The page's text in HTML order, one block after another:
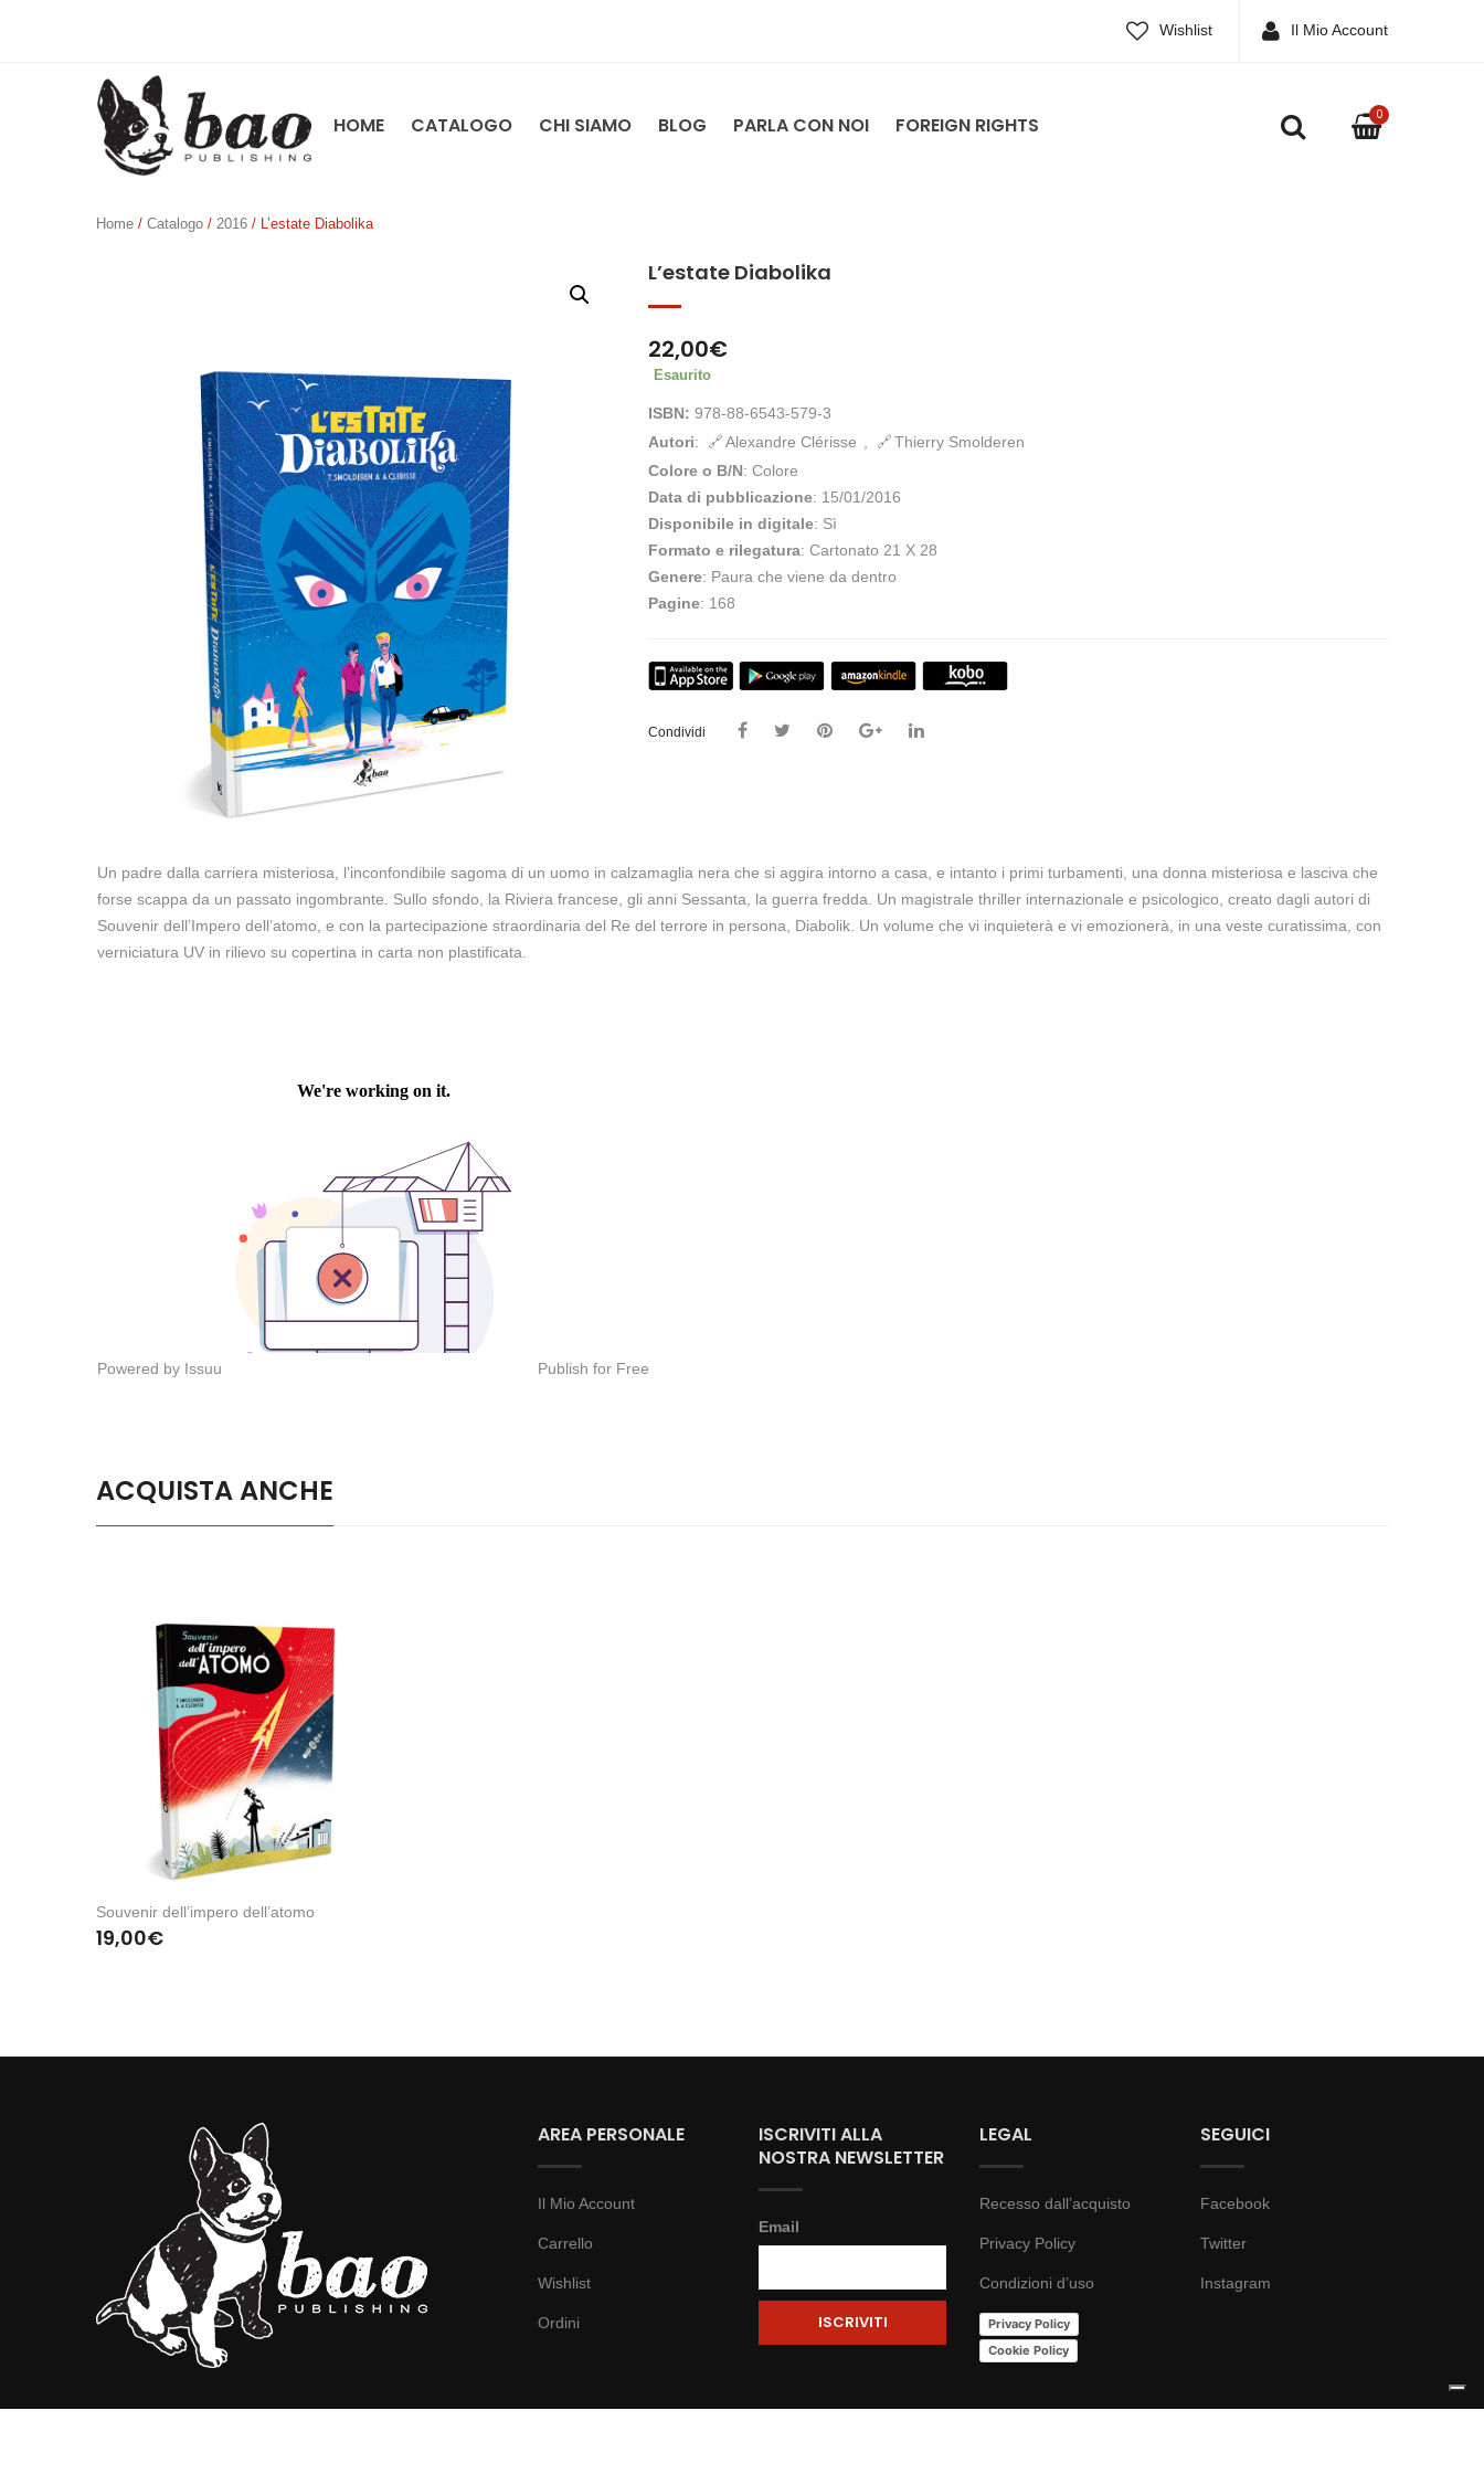
Wishlist Il Mio Account
HOME CATALOGO CHI SIAMO BLOG PARLA CON NOI FOREIGN RIGHTS 0
Home / Catalogo / 2016 / L’estate Diabolika
L’estate Diabolika
22,00€
Esaurito
ISBN: 978-88-6543-579-3
Autori: Alexandre Clérisse
Thierry Smolderen
Colore o B/N: Colore
Data di pubblicazione: 15/01/2016
Disponibile in digitale: Sì
Formato e rilegatura: Cartonato 21 X 28
Genere: Paura che viene da dentro
Pagine: 168
Condividi
Un padre dalla carriera misteriosa, l’inconfondibile sagoma di un uomo in calzamaglia nera che si aggira intorno a casa, e intanto i primi turbamenti, una donna misteriosa e lasciva che
forse scappa da un passato ingombrante. Sullo sfondo, la Riviera francese, gli anni Sessanta, la guerra fredda. Un magistrale thriller internazionale e psicologico, creato dagli autori di
Souvenir dell’Impero dell’atomo, e con la partecipazione straordinaria del Re del terrore in persona, Diabolik. Un volume che vi inquieterà e vi emozionerà, in una veste curatissima, con
verniciatura UV in rilievo su copertina in carta non plastificata.
Powered by Issuu Publish for Free
ACQUISTA ANCHE
Souvenir dell’impero dell’atomo
19,00€
AREA PERSONALE
Il Mio Account
Carrello
Wishlist
Ordini
ISCRIVITI ALLA
NOSTRA NEWSLETTER
Email
LEGAL
Recesso dall’acquisto
Privacy Policy
Condizioni d’uso
Privacy Policy
Cookie Policy
SEGUICI
Facebook
Twitter
Instagram